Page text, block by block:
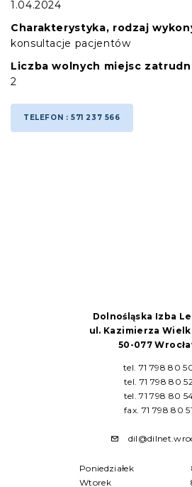
1.04.2024
Charakterystyka, rodzaj
konsultacje pacjentów
Liczba wolnych miejsc
2
TELEFON : 571 237 566
Dolnośląska Izba
ul. Kazimierza
50-077
tel. 71 798 80
tel. 71 798 80
tel. 71 798 80
fax. 71 798 80 51
Poniedziałek
Wtorek